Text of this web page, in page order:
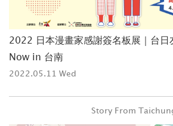
2022 日本漫畫家感謝簽名板展｜台日
Now in 台南
2022.05.11 Wed
Story From